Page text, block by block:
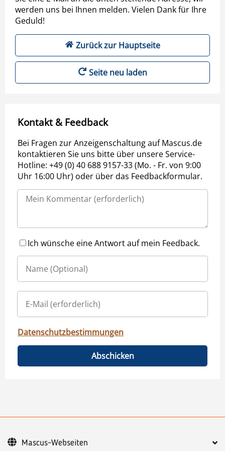
werden uns bei Ihnen melden. Vielen Dank für Ihre
Geduld!
Zurück zur Hauptseite
Seite neu laden
Kontakt & Feedback
Bei Fragen zur Anzeigenschaltung auf Mascus.de
kontaktieren Sie uns bitte über unsere Service-
Hotline: +49 (0) 40 688 9157-33 (Mo. - Fr. von 9:00
Uhr 16:00 Uhr) oder über das Feedbackformular.
Ich wünsche eine Antwort auf mein Feedback.
Datenschutzbestimmungen
Abschicken
Mascus-Webseiten